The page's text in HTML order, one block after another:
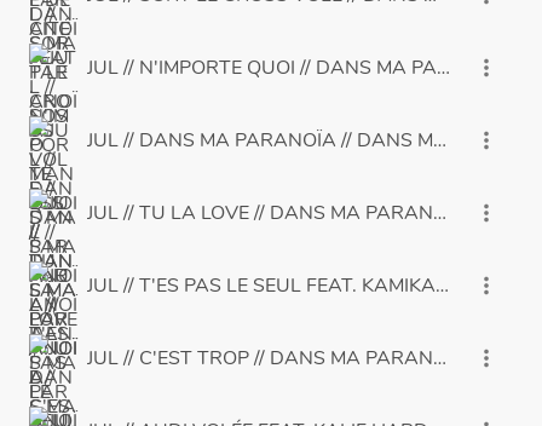
JUL // N'IMPORTE QUOI // DANS MA PARANOÏA
more_vert
JUL // DANS MA PARANOÏA // DANS MA more_vert
JUL // TU LA LOVE // DANS MA PARANOÏA more_vert
JUL // T'ES PAS LE SEUL FEAT. KAMIKAZE //more_vert
JUL // C'EST TROP // DANS MA PARANOÏA more_vert